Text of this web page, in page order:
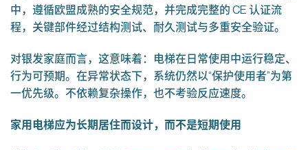
中，遵循欧盟成熟的安全规范，并完成完整的 CE 认证流
程，关键部件经过结构测试、耐久测试与多重安全验证。
对银发家庭而言，这意味着：电梯在日常使用中运行稳定、
行为可预期。在异常状态下，系统仍然以“保护使用者”为第
一优先级。不依赖复杂操作，也不考验反应速度。
家用电梯应为长期居住而设计，而不是短期使用